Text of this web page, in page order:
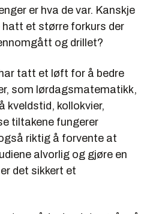
er hva de var. Kanskje
hatt et større forkurs der
og drillet?
tatt et løft for å bedre
som lørdagsmatematikk,
kveldstid, kollokvier,
tiltakene fungerer
riktig å forvente at
alvorlig og gjøre en
det sikkert et